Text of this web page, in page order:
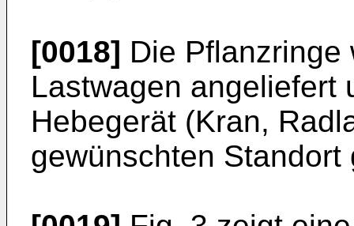
[0018] Die Pflanzringe
Lastwagen angeliefert
Hebegerät (Kran,
gewünschten Standort